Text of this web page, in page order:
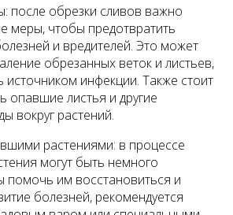
после обрезки сливов важно
меры, чтобы предотвратить
и вредителей. Это может
обрезанных веток и листьев,
источником инфекции. Также стоит
опавшие листья и другие
вокруг растений.
растениями: в процессе
могут быть немного
им восстановиться и
болезней, рекомендуется